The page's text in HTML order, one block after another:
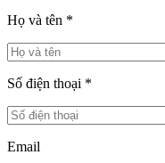
Họ và tên *
Số điện thoại *
Email